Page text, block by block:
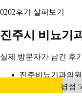
0202후기 살펴보기
진주시 비뇨기
실제 방문자가 남긴 후
진주비뇨기과의원
평점